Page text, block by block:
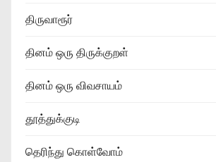
திருவாரூர்
தினம் ஒரு திருக்குறள்
தினம் ஒரு விவசாயம்
தூத்துக்குடி
தெரிந்து கொள்வோம்